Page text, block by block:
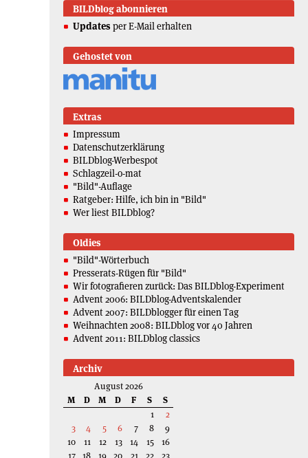
BILDblog abonnieren
Updates per E-Mail erhalten
Gehostet von
Extras
Impressum
Datenschutzerklärung
BILDblog-Werbespot
Schlagzeil-o-mat
"Bild"-Auflage
Ratgeber: Hilfe, ich bin in "Bild"
Wer liest BILDblog?
Oldies
"Bild"-Wörterbuch
Presserats-Rügen für "Bild"
Wir fotografieren zurück: Das BILDblog-Experiment
Advent 2006: BILDblog-Adventskalender
Advent 2007: BILDblogger für einen Tag
Weihnachten 2008: BILDblog vor 40 Jahren
Advent 2011: BILDblog classics
Archiv
August 2026
M
D M D F S
S
1
2
3
4 5 6 7 8
9
10
11 12 13 14 15
16
17 18 19 20 21 22 23